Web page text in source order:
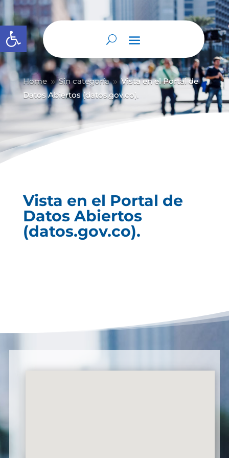
Abrir barra de herramientas
Home 9 Sin categoría 9 Vista en el Portal de
Datos Abiertos (datos.gov.co).
Vista en el Portal de
Datos Abiertos
(datos.gov.co).